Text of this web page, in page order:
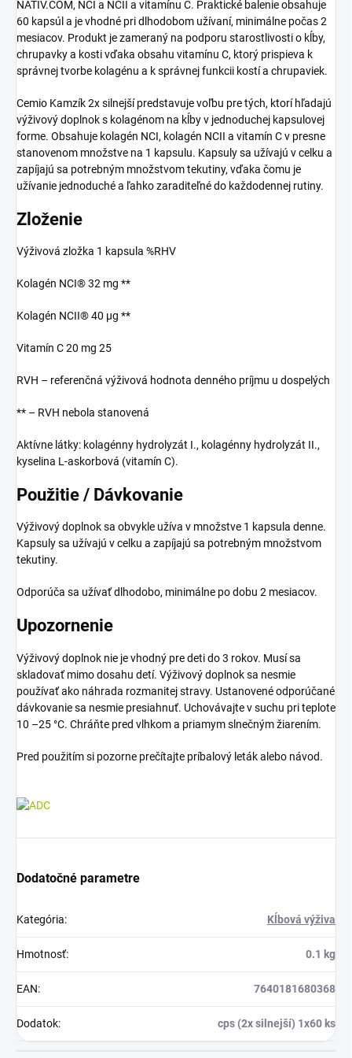
NATIV.COM, NCI a NCII a vitamínu C. Praktické balenie obsahuje
60 kapsúl a je vhodné pri dlhodobom užívaní, minimálne počas 2
mesiacov. Produkt je zameraný na podporu starostlivosti o kĺby,
chrupavky a kosti vďaka obsahu vitamínu C, ktorý prispieva k
správnej tvorbe kolagénu a k správnej funkcii kostí a chrupaviek.
Cemio Kamzík 2x silnejší predstavuje voľbu pre tých, ktorí hľadajú
výživový doplnok s kolagénom na kĺby v jednoduchej kapsulovej
forme. Obsahuje kolagén NCI, kolagén NCII a vitamín C v presne
stanovenom množstve na 1 kapsulu. Kapsuly sa užívajú v celku a
zapíjajú sa potrebným množstvom tekutiny, vďaka čomu je
užívanie jednoduché a ľahko zaraditeľné do každodennej rutiny.
Zloženie
Výživová zložka 1 kapsula %RHV
Kolagén NCI® 32 mg **
Kolagén NCII® 40 µg **
Vitamín C 20 mg 25
RVH – referenčná výživová hodnota denného príjmu u dospelých
** – RVH nebola stanovená
Aktívne látky: kolagénny hydrolyzát I., kolagénny hydrolyzát II.,
kyselina L-askorbová (vitamín C).
Použitie / Dávkovanie
Výživový doplnok sa obvykle užíva v množstve 1 kapsula denne.
Kapsuly sa užívajú v celku a zapíjajú sa potrebným množstvom
tekutiny.
Odporúča sa užívať dlhodobo, minimálne po dobu 2 mesiacov.
Upozornenie
Výživový doplnok nie je vhodný pre deti do 3 rokov. Musí sa
skladovať mimo dosahu detí. Výživový doplnok sa nesmie
používať ako náhrada rozmanitej stravy. Ustanovené odporúčané
dávkovanie sa nesmie presiahnuť. Uchovávajte v suchu pri teplote
10 –25 °C. Chráňte pred vlhkom a priamym slnečným žiarením.
Pred použitím si pozorne prečítajte príbalový leták alebo návod.
Dodatočné parametre
Kategória: Kĺbová výživa
Hmotnosť: 0.1 kg
EAN: 7640181680368
Dodatok: cps (2x silnejší) 1x60 ks